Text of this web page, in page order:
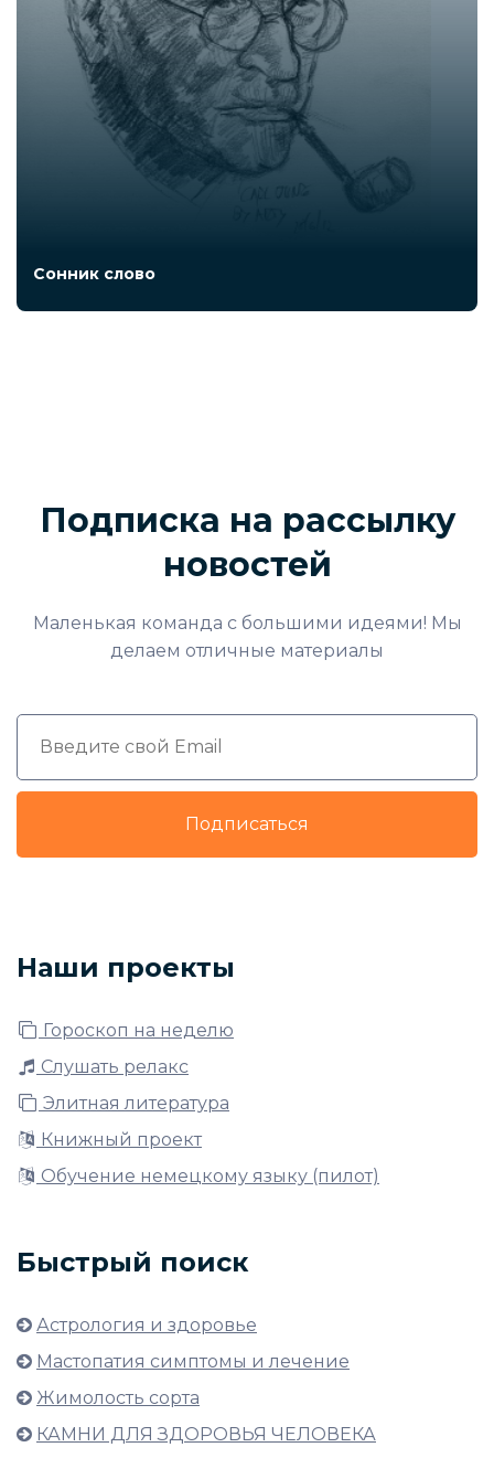
Сонник слово
Подписка на рассылку
новостей
Маленькая команда с большими идеями! Мы
делаем отличные материалы
Подписаться
Наши проекты
Гороскоп на неделю
Слушать релакс
Элитная литература
Книжный проект
Обучение немецкому языку (пилот)
Быстрый поиск
Астрология и здоровье
Мастопатия симптомы и лечение
Жимолость сорта
КАМНИ ДЛЯ ЗДОРОВЬЯ ЧЕЛОВЕКА